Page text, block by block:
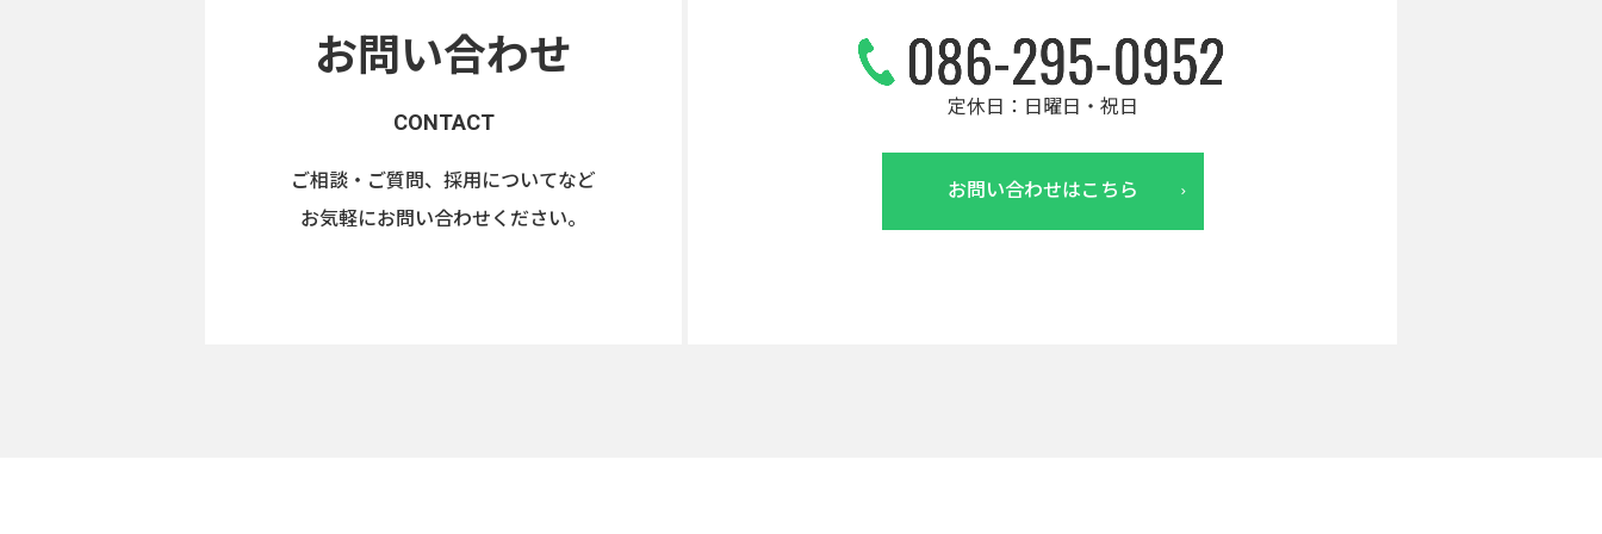
お問い合わせ
CONTACT
ご相談・ご質問、採用についてなど
お気軽にお問い合わせください。
定休日：日曜日・祝日
お問い合わせはこちら